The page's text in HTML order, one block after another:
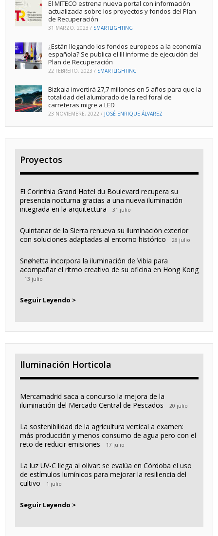
El MITECO estrena nueva portal con información
actualizada sobre los proyectos y fondos del Plan
de Recuperación
31 MARZO, 2023 / SMARTLIGHTING
¿Están llegando los fondos europeos a la economía
española? Se publica el III informe de ejecución del
Plan de Recuperación
22 FEBRERO, 2023 / SMARTLIGHTING
Bizkaia invertirá 27,7 millones en 5 años para que la
totalidad del alumbrado de la red foral de
carreteras migre a LED
23 NOVIEMBRE, 2022 / JOSÉ ENRIQUE ÁLVAREZ
Proyectos
El Corinthia Grand Hotel du Boulevard recupera su
presencia nocturna gracias a una nueva iluminación
integrada en la arquitectura
31 julio
Quintanar de la Sierra renueva su iluminación exterior
con soluciones adaptadas al entorno histórico
28 julio
Snøhetta incorpora la iluminación de Vibia para
acompañar el ritmo creativo de su oficina en Hong Kong
13 julio
Seguir Leyendo >
Iluminación Horticola
Mercamadrid saca a concurso la mejora de la
iluminación del Mercado Central de Pescados
20 julio
La sostenibilidad de la agricultura vertical a examen:
más producción y menos consumo de agua pero con el
reto de reducir emisiones
17 julio
La luz UV-C llega al olivar: se evalúa en Córdoba el uso
de estímulos lumínicos para mejorar la resiliencia del
cultivo
1 julio
Seguir Leyendo >